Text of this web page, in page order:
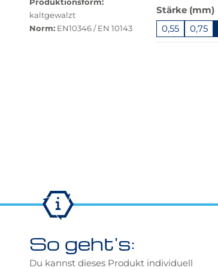
kaltgewalzt
Norm:EN10346 / EN 10143
verfügbar.
Bei
Klick
Stärke (mm)
0,55 0,75
So geht's:
Du kannst dieses Produkt individuell